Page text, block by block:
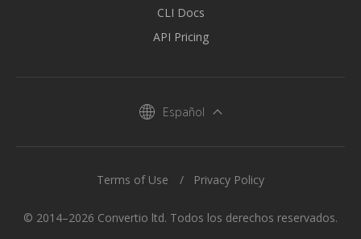
CLI Docs
API Pricing
Español
© 2014–2026 Convertio ltd. Todos los derechos reservados.
Terms of Use Privacy Policy